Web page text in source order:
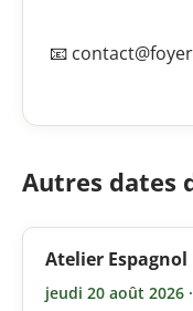
📧
Autres dates
Atelier Espagnol
jeudi 20 août 2026